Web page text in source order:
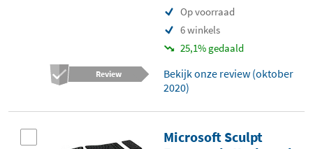
Op voorraad
6 winkels
25,1% gedaald
Review
Bekijk onze review (oktober
2020)
Microsoft Sculpt